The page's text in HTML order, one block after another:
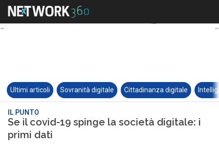
Ultimi articoli Sovranità digitale Cittadinanza digitale
IL PUNTO
Se il covid-19 spinge la società digitale: i
primi dati